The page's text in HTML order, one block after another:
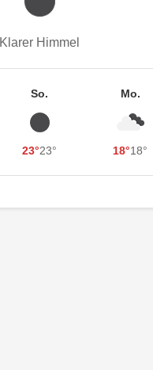
Klarer Himmel
So.
23°23°
Mo.
18°18°